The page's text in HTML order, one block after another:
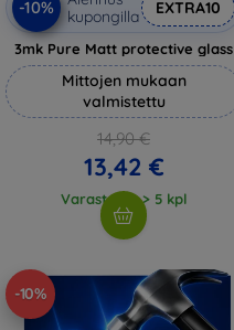
-10%
kupongilla
EXTRA10
3mk Pure Matt protective glass
Mittojen mukaan
valmistettu
14,90 €
13,42 €
Varastossa > 5 kpl
-10%